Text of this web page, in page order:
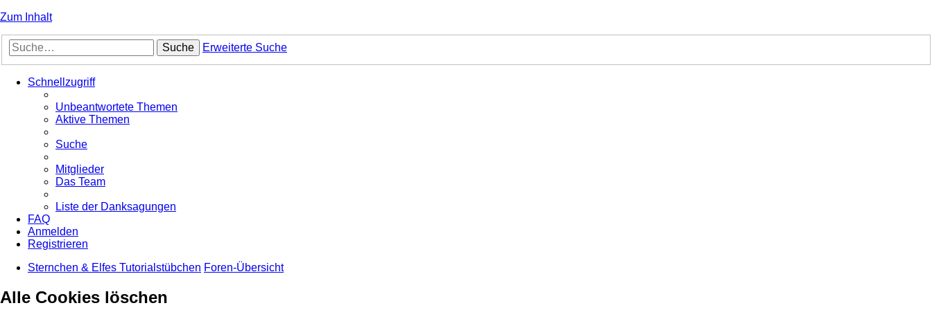
Zum Inhalt
Suche Erweiterte Suche
Schnellzugriff
Unbeantwortete Themen
Aktive Themen
Suche
Mitglieder
Das Team
Liste der Danksagungen
FAQ
Anmelden
Registrieren
Sternchen & Elfes Tutorialstübchen Foren-Übersicht
Alle Cookies löschen